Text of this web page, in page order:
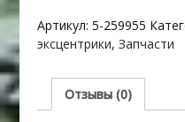
для
подседельного
штыря,
внутренний
ø27,2мм,
наружный
Артикул: 5-259955
эксцентрики, Запчасти
Отзывы (0)